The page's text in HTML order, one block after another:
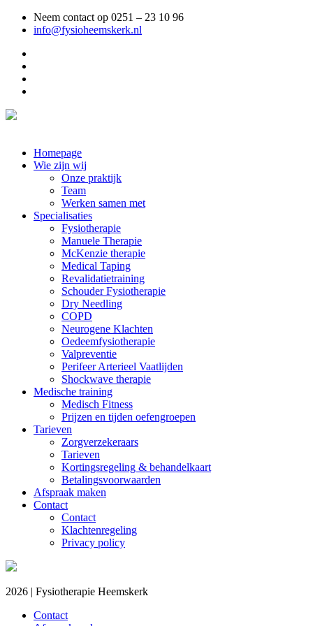
Neem contact op 0251 – 23 10 96
info@fysioheemskerk.nl
Homepage
Wie zijn wij
Onze praktijk
Team
Werken samen met
Specialisaties
Fysiotherapie
Manuele Therapie
McKenzie therapie
Medical Taping
Revalidatietraining
Schouder Fysiotherapie
Dry Needling
COPD
Neurogene Klachten
Oedeemfysiotherapie
Valpreventie
Perifeer Arterieel Vaatlijden
Shockwave therapie
Medische training
Medisch Fitness
Prijzen en tijden oefengroepen
Tarieven
Zorgverzekeraars
Tarieven
Kortingsregeling & behandelkaart
Betalingsvoorwaarden
Afspraak maken
Contact
Contact
Klachtenregeling
Privacy policy
2026 | Fysiotherapie Heemskerk
Contact